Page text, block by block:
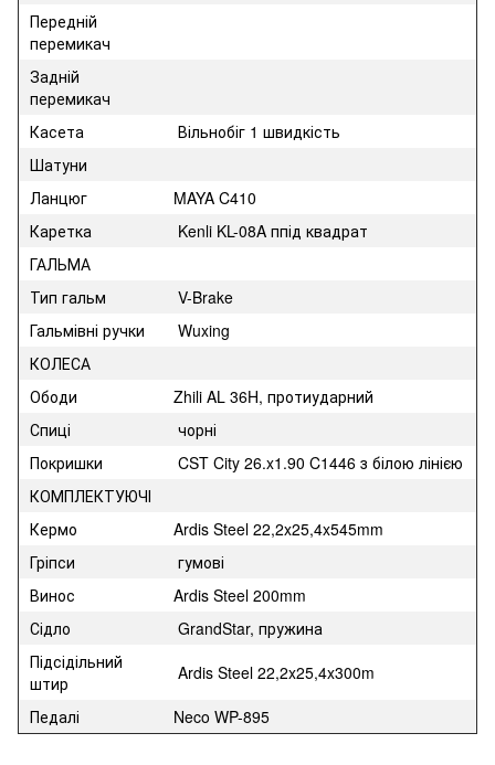
Передній
перемикач
Задній
перемикач
Касета
Вільнобіг 1 швидкість
Шатуни
Ланцюг
MAYA C410
Каретка
Kenli KL-08A ппід квадрат
ГАЛЬМА
Тип гальм
V-Brake
Гальмівні ручки
Wuxing
КОЛЕСА
Ободи
Zhili AL 36H, протиударний
Спиці
чорні
Покришки
CST City 26.x1.90 C1446 з білою лінією
КОМПЛЕКТУЮЧІ
Кермо
Ardis Steel 22,2x25,4x545mm
Гріпси
гумові
Винос
Ardis Steel 200mm
Сідло
GrandStar, пружина
Підсідільний
штир
Ardis Steel 22,2x25,4x300m
Педалі
Neco WP-895